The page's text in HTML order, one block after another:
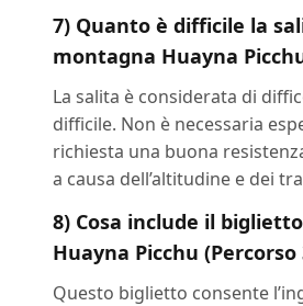
7) Quanto è difficile la
montagna Huayna
La salita è considerata di
difficile. Non è necessaria
richiesta una buona
a causa dell’altitudine e dei
8) Cosa include il
Huayna Picchu (Percorso
Questo biglietto consente